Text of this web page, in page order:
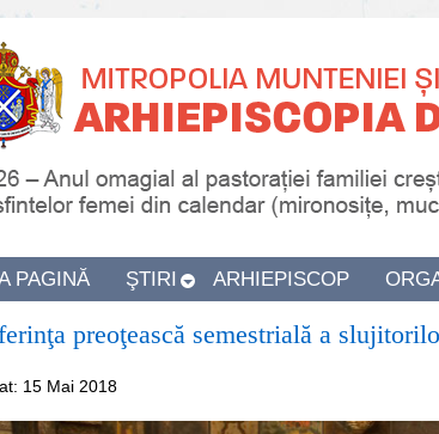
PAGINĂ ŞTIRI ARHIEPISCOP
preoţească semestrială a
15 Mai 2018